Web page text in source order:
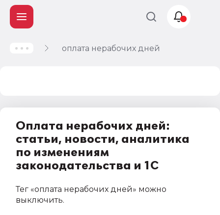
оплата нерабочих дней
Оплата нерабочих дней:
статьи, новости, аналитика
по изменениям
законодательства и 1С
Тег «оплата нерабочих дней» можно
выключить.
Учет и